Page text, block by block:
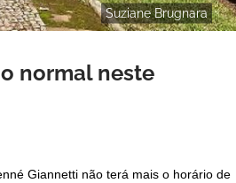
Suziane Brugnara
normal neste
Giannetti não terá mais o horário de